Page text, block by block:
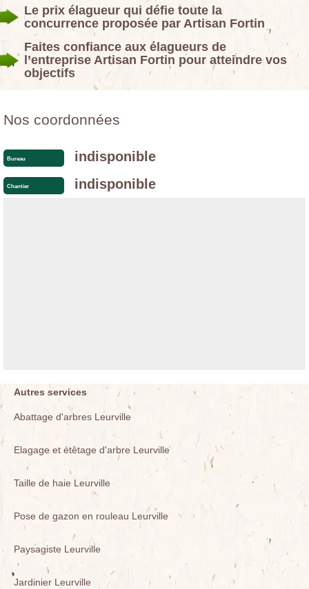
Le prix élagueur qui défie toute la
concurrence proposée par Artisan Fortin
Faites confiance aux élagueurs de
l’entreprise Artisan Fortin pour atteindre vos
objectifs
Nos coordonnées
Bureau indisponible
Chantier indisponible
Autres services
Abattage d'arbres Leurville
Elagage et étêtage d'arbre Leurville
Taille de haie Leurville
Pose de gazon en rouleau Leurville
Paysagiste Leurville
Jardinier Leurville